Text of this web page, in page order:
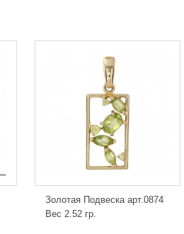
Золотая Подвеска арт.0874
Вес 2.52 гр.